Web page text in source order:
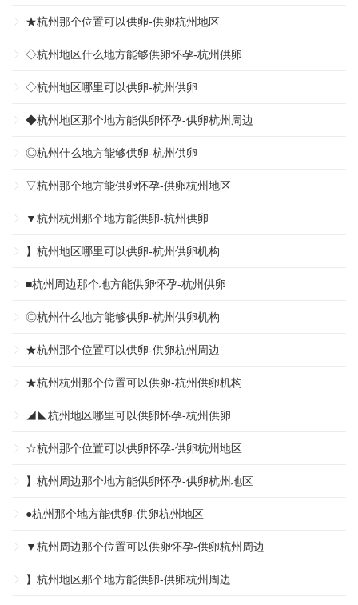
★杭州那个位置可以供卵-供卵杭州地区
◇杭州地区什么地方能够供卵怀孕-杭州供卵
◇杭州地区哪里可以供卵-杭州供卵
◆杭州地区那个地方能供卵怀孕-供卵杭州周边
◎杭州什么地方能够供卵-杭州供卵
▽杭州那个地方能供卵怀孕-供卵杭州地区
▼杭州杭州那个地方能供卵-杭州供卵
】杭州地区哪里可以供卵-杭州供卵机构
■杭州周边那个地方能供卵怀孕-杭州供卵
◎杭州什么地方能够供卵-杭州供卵机构
★杭州那个位置可以供卵-供卵杭州周边
★杭州杭州那个位置可以供卵-杭州供卵机构
◢◣杭州地区哪里可以供卵怀孕-杭州供卵
☆杭州那个位置可以供卵怀孕-供卵杭州地区
】杭州周边那个地方能供卵怀孕-供卵杭州地区
●杭州那个地方能供卵-供卵杭州地区
▼杭州周边那个位置可以供卵怀孕-供卵杭州周边
】杭州地区那个地方能供卵-供卵杭州周边